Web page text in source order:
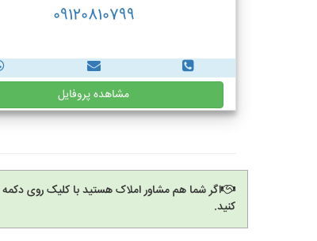
09120810799
مشاهده پروفایل
اگر شما هم مشاور املاک هستید با کلیک روی دکمه
کنید.